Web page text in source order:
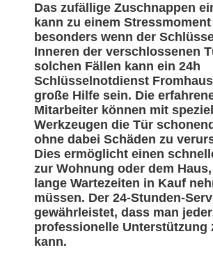
Das zufällige Zuschnappen
kann zu einem
besonders wenn der
Inneren der verschlossenen
solchen Fällen kann ein 24h
Schlüsselnotdienst
große Hilfe sein. Die
Mitarbeiter können mit
Werkzeugen die Tür
ohne dabei Schäden zu
Dies ermöglicht einen
zur Wohnung oder dem
lange Wartezeiten in Kauf
müssen. Der 24-Stunden-
gewährleistet, dass man
professionelle Unterstützung
kann.